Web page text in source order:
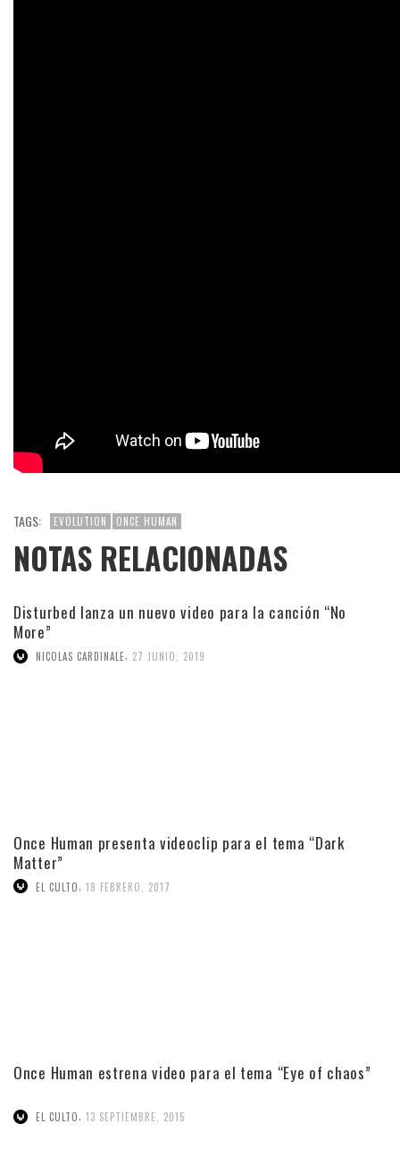
TAGS: EVOLUTION ONCE HUMAN
NOTAS RELACIONADAS
Disturbed lanza un nuevo video para la canción “No
More”
NICOLAS CARDINALE 27 JUNIO, 2019
Once Human presenta videoclip para el tema “Dark
Matter”
EL CULTO 18 FEBRERO, 2017
Once Human estrena video para el tema “Eye of chaos”
EL CULTO, 13 SEPTIEMBRE, 2015